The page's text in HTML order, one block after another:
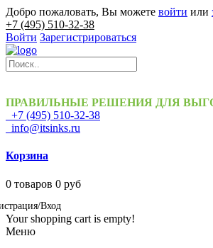
Добро пожаловать, Вы можете войти или
+7 (495) 510-32-38
Войти Зарегистрироваться
ПРАВИЛЬНЫЕ РЕШЕНИЯ ДЛЯ
+7 (495) 510-32-38
info@itsinks.ru
Корзина
0 товаров 0 руб
Вход
Your shopping cart is empty!
Меню